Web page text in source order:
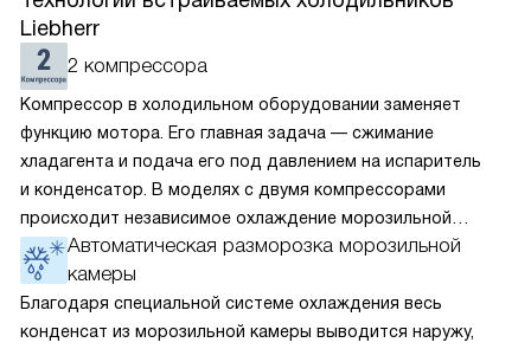
Liebherr
2 компрессора
Компрессор в холодильном оборудовании заменяет
функцию мотора. Его главная задача — сжимание
хладагента и подача его под давлением на испаритель
и конденсатор. В моделях с двумя компрессорами
происходит независимое охлаждение морозильной
и холодильной камеры. В них можно отдельно друг
от друга выставить температуру. Поскольку каждый
элемент охлаждает только одно из отделений, его
мощность и, соответственно, энергоёмкость ниже, чем
Автоматическая разморозка морозильной
камеры
Благодаря специальной системе охлаждения весь
конденсат из морозильной камеры выводится наружу,